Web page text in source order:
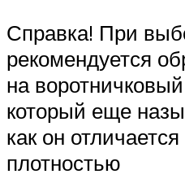
Справка! При
рекомендуется
на
который еще
как он
плотностью